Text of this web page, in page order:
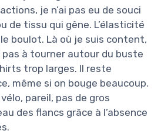
je n’ai pas eu de souci
de tissu qui gêne. L’élasticité
boulot. Là où je suis content,
pas à tourner autour du buste
trop larges. Il reste
même si on bouge beaucoup.
pareil, pas de gros
des flancs grâce à l’absence